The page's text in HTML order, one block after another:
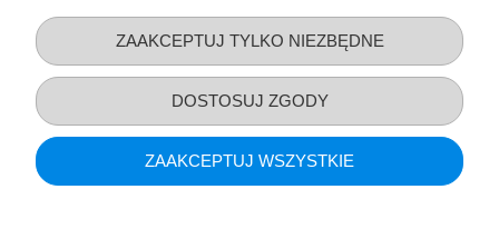
Informacje o sklepie
ZAAKCEPTUJ TYLKO NIEZBĘDNE
DOSTOSUJ ZGODY
ZAAKCEPTUJ WSZYSTKIE